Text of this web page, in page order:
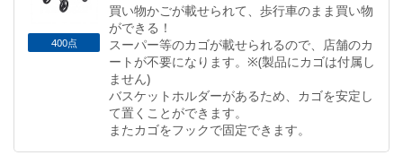
400点
買い物かごが載せられて、歩行車のまま買い物
ができる！
スーパー等のカゴが載せられるので、店舗のカ
ートが不要になります。※(製品にカゴは付属し
ません)
バスケットホルダーがあるため、カゴを安定し
て置くことができます。
またカゴをフックで固定できます。